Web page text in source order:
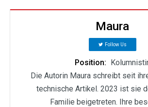
Maura
Follow Us
Position:
Die Autorin Maura schreibt seit
technische Artikel. 2023 ist sie
Familie beigetreten. Ihre